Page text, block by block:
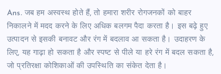
Ans. जब हम अस्वस्थ होते हैं, तो हमारा शरीर रोगजनकों को बाहर
निकालने में मदद करने के लिए अधिक बलगम पैदा करता है। इस बढ़े हुए
उत्पादन से इसकी बनावट और रंग में बदलाव आ सकता है। उदाहरण के
लिए, यह गाढ़ा हो सकता है और स्पष्ट से पीले या हरे रंग में बदल सकता है,
जो प्रतिरक्षा कोशिकाओं की उपस्थिति का संकेत देता है।